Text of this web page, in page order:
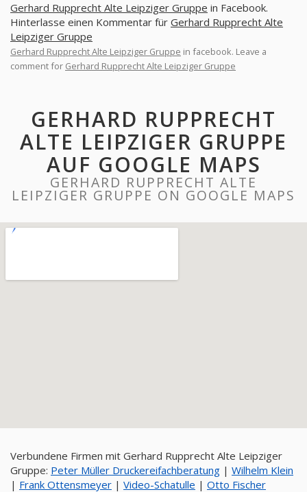
Gerhard Rupprecht Alte Leipziger Gruppe in Facebook.
Hinterlasse einen Kommentar für Gerhard Rupprecht Alte
Leipziger Gruppe
Gerhard Rupprecht Alte Leipziger Gruppe in facebook. Leave a
comment for Gerhard Rupprecht Alte Leipziger Gruppe
GERHARD RUPPRECHT
ALTE LEIPZIGER GRUPPE
AUF GOOGLE MAPS
GERHARD RUPPRECHT ALTE
LEIPZIGER GRUPPE ON GOOGLE MAPS
Verbundene Firmen mit Gerhard Rupprecht Alte Leipziger
Gruppe: Peter Müller Druckereifachberatung | Wilhelm Klein
| Frank Ottensmeyer | Video-Schatulle | Otto Fischer